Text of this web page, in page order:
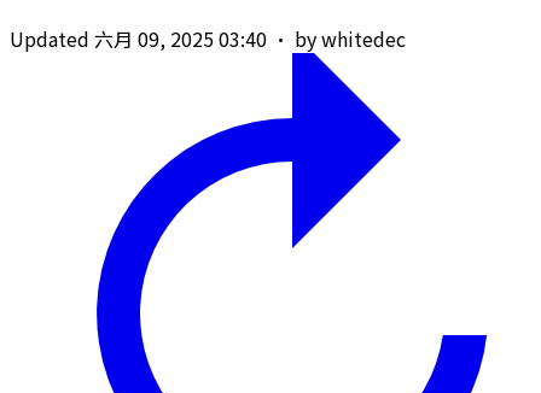
Updated 六月 09, 2025 03:40 · by whitedec